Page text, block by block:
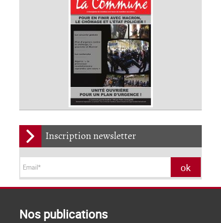
Inscription newsletter
Nos publications